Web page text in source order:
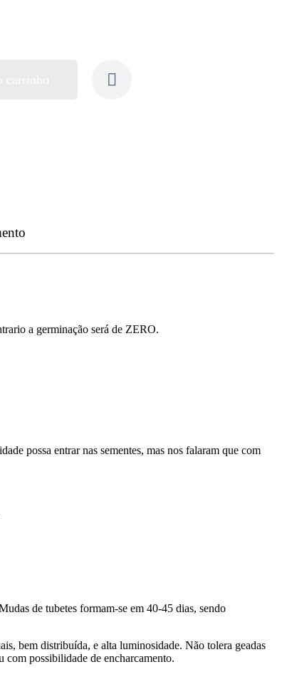
a germinação será de ZERO.
possa entrar nas sementes, mas nos falaram que com
de tubetes formam-se em 40-45 dias, sendo
bem distribuída, e alta luminosidade. Não tolera geadas
possibilidade de encharcamento.